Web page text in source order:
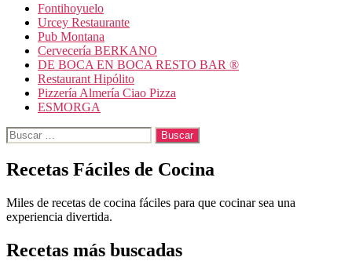
Fontihoyuelo
Urcey Restaurante
Pub Montana
Cervecería BERKANO
DE BOCA EN BOCA RESTO BAR ®
Restaurant Hipólito
Pizzería Almería Ciao Pizza
ESMORGA
Buscar:
Recetas Fáciles de Cocina
Miles de recetas de cocina fáciles para que cocinar sea una
experiencia divertida.
Recetas más buscadas